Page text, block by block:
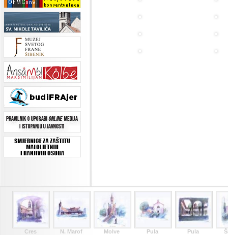
Cres N. Marof Molve Pula Pula